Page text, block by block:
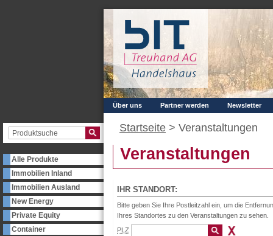
Alle Produkte
Immobilien Inland
Immobilien Ausland
New Energy
Private Equity
Container
Über uns Partner werden Newsletter
Startseite > Veranstaltungen
Veranstaltungen
IHR STANDORT:
Bitte geben Sie Ihre Postleitzahl ein, um die
Ihres Standortes zu den Veranstaltungen zu sehen.
PLZ